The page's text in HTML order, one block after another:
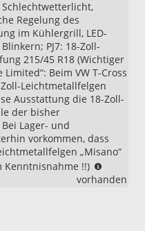
Regelung des
im Kühlergrill, LED-
PJ7: 18-Zoll-
215/45 R18 (Wichtiger
Beim VW T-Cross
Leichtmetallfelgen
Ausstattung die 18-Zoll-
der bisher
Lager- und
vorkommen, dass
„Misano“
!!)
Hinweis
vorhanden